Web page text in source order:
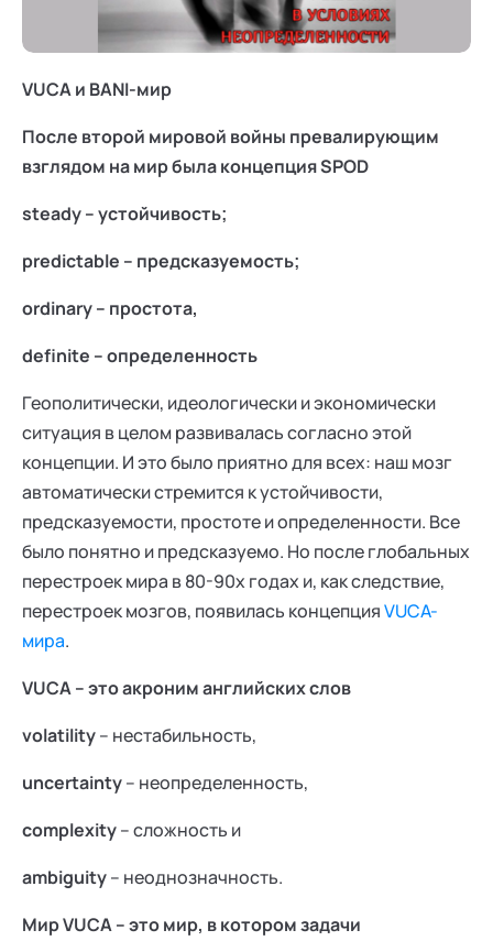
VUCA и BANI-мир
После второй мировой войны превалирующим
взглядом на мир была концепция SPOD
steady – устойчивость;
predictable – предсказуемость;
ordinary – простота,
definite – определенность
Геополитически, идеологически и экономически
ситуация в целом развивалась согласно этой
концепции. И это было приятно для всех: наш мозг
автоматически стремится к устойчивости,
предсказуемости, простоте и определенности. Все
было понятно и предсказуемо. Но после глобальных
перестроек мира в 80-90х годах и, как следствие,
перестроек мозгов, появилась концепцияVUCA-
мира.
VUCA – это акроним английских слов
volatility– нестабильность,
uncertainty– неопределенность,
complexity– сложность и
ambiguity– неоднозначность.
Мир VUCA – это мир, в котором задачи
Режим работы и тп